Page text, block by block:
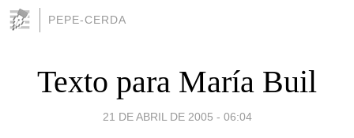
PEPE-CERDA
Texto para María Buil
21 DE ABRIL DE 2005 - 06:04